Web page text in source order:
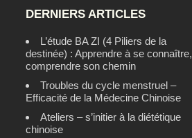
DERNIERS ARTICLES
L’étude BA ZI (4 Piliers de la
destinée) : Apprendre à se connaître,
comprendre son chemin
Troubles du cycle menstruel –
Efficacité de la Médecine Chinoise
Ateliers – s’initier à la diététique
chinoise